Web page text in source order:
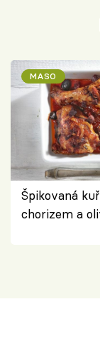
MASO
Špikovaná
chorizem a